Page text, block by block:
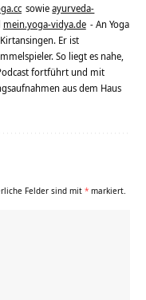
sowieayurveda-
mein.yoga-vidya.de - An Yoga
Er ist
So liegt es nahe,
fortführt und mit
aus dem Haus
Felder sind mit * markiert.